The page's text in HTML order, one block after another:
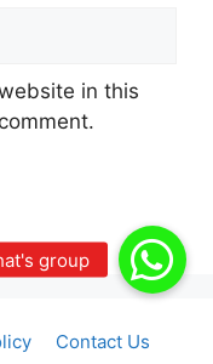
in this
Contact Us